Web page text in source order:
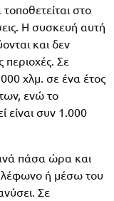
στο
H συσκευή αυτή
και δεν
Σε
χλμ. σε ένα έτος
ενώ το
είναι συν 1.000
πάσα ώρα και
ή μέσω του
Σε